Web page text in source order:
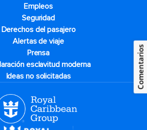
Empleos
Seguridad
Derechos del pasajero
Alertas de viaje
Prensa
esclavitud moderna
Ideas no solicitadas
Comentarios